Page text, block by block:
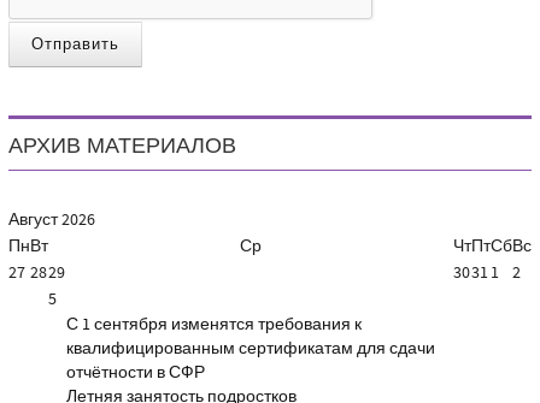
Отправить
АРХИВ МАТЕРИАЛОВ
Август2026
ПнВт Ср ЧтПтСбВс
27 2829 30311 2
5
С 1 сентября изменятся требования к
квалифицированным сертификатам для сдачи
отчётности в СФР
Летняя занятость подростков